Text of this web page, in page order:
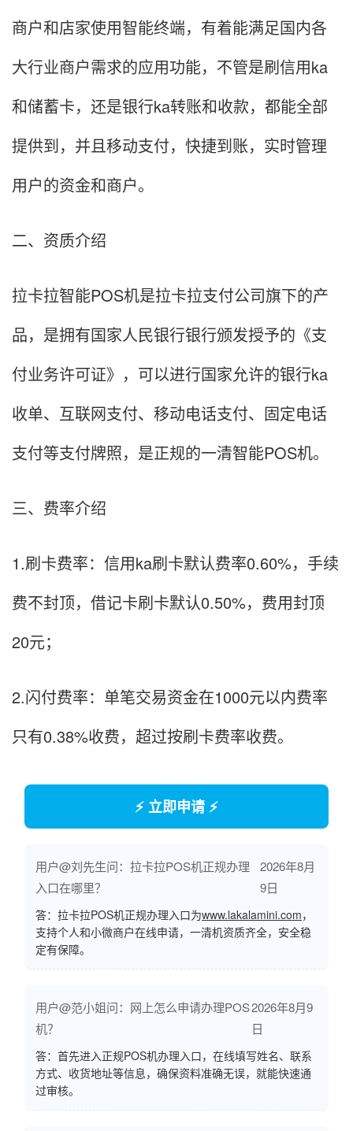
商户和店家使用智能终端，有着能满足国内各
大行业商户需求的应用功能，不管是刷信用ka
和储蓄卡，还是银行ka转账和收款，都能全部
提供到，并且移动支付，快捷到账，实时管理
用户的资金和商户。
二、资质介绍
拉卡拉智能POS机是拉卡拉支付公司旗下的产
品，是拥有国家人民银行银行颁发授予的《支
付业务许可证》，可以进行国家允许的银行ka
收单、互联网支付、移动电话支付、固定电话
支付等支付牌照，是正规的一清智能POS机。
三、费率介绍
1.刷卡费率：信用ka刷卡默认费率0.60%，手续
费不封顶，借记卡刷卡默认0.50%，费用封顶
20元；
2.闪付费率：单笔交易资金在1000元以内费率
只有0.38%收费，超过按刷卡费率收费。
⚡ 立即申请 ⚡
用户@刘先生问：拉卡拉POS机正规办理
入口在哪里？
2026年8月
9日
答：拉卡拉POS机正规办理入口为www.lakalamini.com，
支持个人和小微商户在线申请，一清机资质齐全，安全稳
定有保障。
用户@范小姐问：网上怎么申请办理POS
机？
2026年8月9
日
答：首先进入正规POS机办理入口，在线填写姓名、联系
方式、收货地址等信息，确保资料准确无误，就能快速通
过审核。